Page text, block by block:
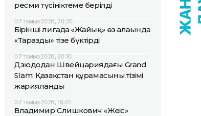
ресми түсініктеме берілді
07 тамыз 2026, 20:20
Бірінші лигада «Жайық» өз алаңында
«Таразды» тізе бүктірді
07 тамыз 2026, 20:10
Дзюдодан Швейцариядағы Grand
Slam: Қазақстан құрамасының тізімі
жарияланды
07 тамыз 2026, 19:01
Владимир Слишкович «Жеңіс»